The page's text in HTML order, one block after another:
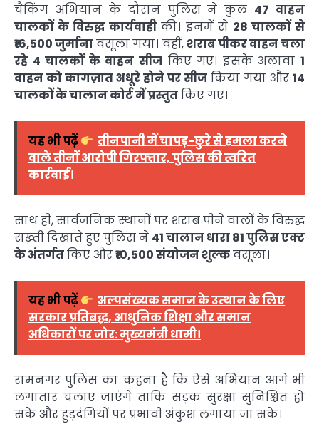
चैकिंग अभियान के दौरान पुलिस ने कुल 47 वाहन
चालकों के विरुद्ध कार्यवाहीकी। इनमें से 28 चालकों से
₹16,500 जुर्मानावसूला गया। वहीं, शराब पीकर वाहन चला
रहे 4 चालकों के वाहन सीज किए गए। इसके अलावा 1
वाहन को कागज़ात अधूरे होने पर सीज किया गया और14
चालकों के चालान कोर्ट में प्रस्तुतकिए गए।
यह भी पढ़ें
तीनपानी में चापड़-छुरे से हमला करने
वाले तीनों आरोपी गिरफ्तार, पुलिस की त्वरित
कार्रवाई।
साथ ही, सार्वजनिक स्थानों पर शराब पीने वालों के विरुद्ध
सख़्ती दिखाते हुए पुलिस ने 41 चालान धारा 81 पुलिस एक्ट
के अंतर्गतकिए और₹10,500 संयोजन शुल्कवसूला।
यह भी पढ़ें
अल्पसंख्यक समाज के उत्थान के लिए
सरकार प्रतिबद्ध, आधुनिक शिक्षा और समान
अधिकारों पर जोर: मुख्यमंत्री धामी।
रामनगर पुलिस का कहना है कि ऐसे अभियान आगे भी
लगातार चलाए जाएंगे ताकि सड़क सुरक्षा सुनिश्चित हो
सके और हुड़दंगियों पर प्रभावी अंकुश लगाया जा सके।